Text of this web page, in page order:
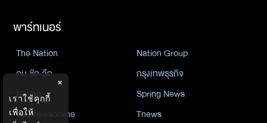
พาร์ทเนอร์
The Nation
Nation Group
คม ชัด ลึก
กรุงเทพธุรกิจ
Nation
Spring News
Thainewsonline
Tnews
×
เราใช้คุกกี้
เพื่อให้